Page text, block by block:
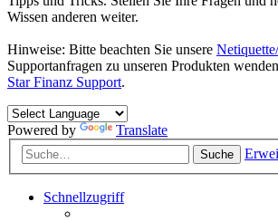
Wissen anderen weiter.
Hinweise: Bitte beachten Sie unsere
Supportanfragen zu unseren Produkten
Star Finanz Support.
Powered by Translate
Suche
Schnellzugriff